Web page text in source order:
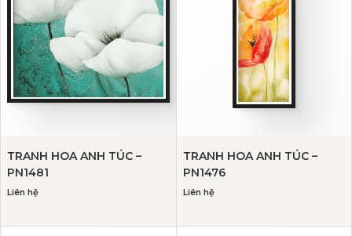
TRANH HOA ANH TÚC –
PN1481
Liên hệ
TRANH HOA ANH TÚC –
PN1476
Liên hệ